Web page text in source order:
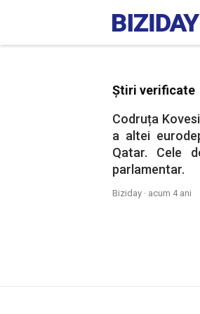
Știri verificate
Codruța
a altei
Qatar. Cele
parlamentar.
Biziday · acum 4 ani